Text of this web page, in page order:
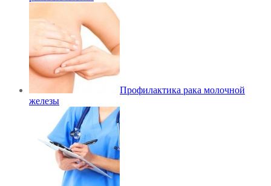
Профилактика рака молочной
железы